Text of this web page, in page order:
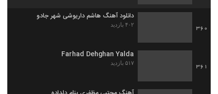
360
دانلود آهنگ هاشم داریوشی شهر جادو
۴۰۲ بازدید
361
Farhad Dehghan Yalda
۵۱۷ بازدید